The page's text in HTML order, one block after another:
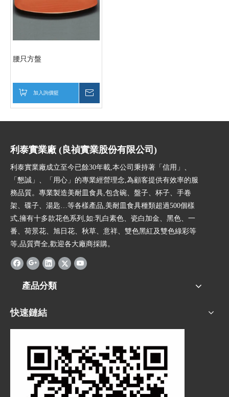
腰只方盤
加入詢價籃
利泰實業廠 (良禎實業股份有限公司)
利泰實業廠成立至今已餘30年載,本公司秉持著「信用」、
「懇誠」、「用心」的專業經營理念,為顧客提供有效率的服
務品質。專業製造美耐皿食具,包含碗、盤子、杯子、手卷
架、碟子、湯匙…等各樣產品,美耐皿食具種類超過500個樣
式,擁有十多款花色系列,如:乳白素色、瓷白加金、黑色、一
番、荷景花、旭日花、秋草、意祥、雙色黑紅及雙色綠彩等
等,品質齊全,歡迎各大廠商採購。
產品分類
快速鏈結